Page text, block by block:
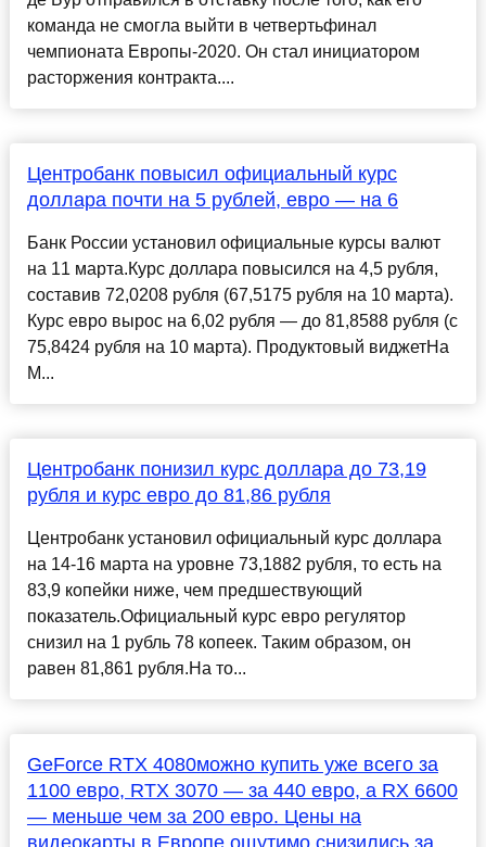
команда не смогла выйти в четвертьфинал
чемпионата Европы-2020. Он стал инициатором
расторжения контракта....
Центробанк повысил официальный курс
доллара почти на 5 рублей, евро — на 6
Банк России установил официальные курсы валют
на 11 марта.Курс доллара повысился на 4,5 рубля,
составив 72,0208 рубля (67,5175 рубля на 10 марта).
Курс евро вырос на 6,02 рубля — до 81,8588 рубля (с
75,8424 рубля на 10 марта). Продуктовый виджетНа
М...
Центробанк понизил курс доллара до 73,19
рубля и курс евро до 81,86 рубля
Центробанк установил официальный курс доллара
на 14-16 марта на уровне 73,1882 рубля, то есть на
83,9 копейки ниже, чем предшествующий
показатель.Официальный курс евро регулятор
снизил на 1 рубль 78 копеек. Таким образом, он
равен 81,861 рубля.На то...
GeForce RTX 4080можно купить уже всего за
1100 евро, RTX 3070 — за 440 евро, а RX 6600
— меньше чем за 200 евро. Цены на